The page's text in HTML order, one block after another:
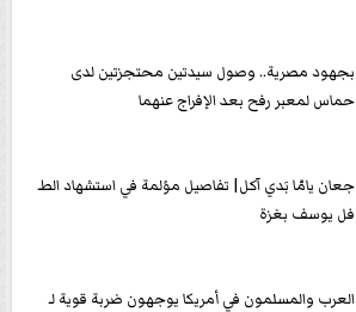
بجهود مصرية.. وصول سيدتين محتجزتين لدى
حماس لمعبر رفح بعد الإفراج عنهما
جعان يامّا بَدي آكل| تفاصيل مؤلمة في استشهاد الطـ
فل يوسف بغزة
العرب والمسلمون في أمريكا يوجهون ضربة قوية لـ